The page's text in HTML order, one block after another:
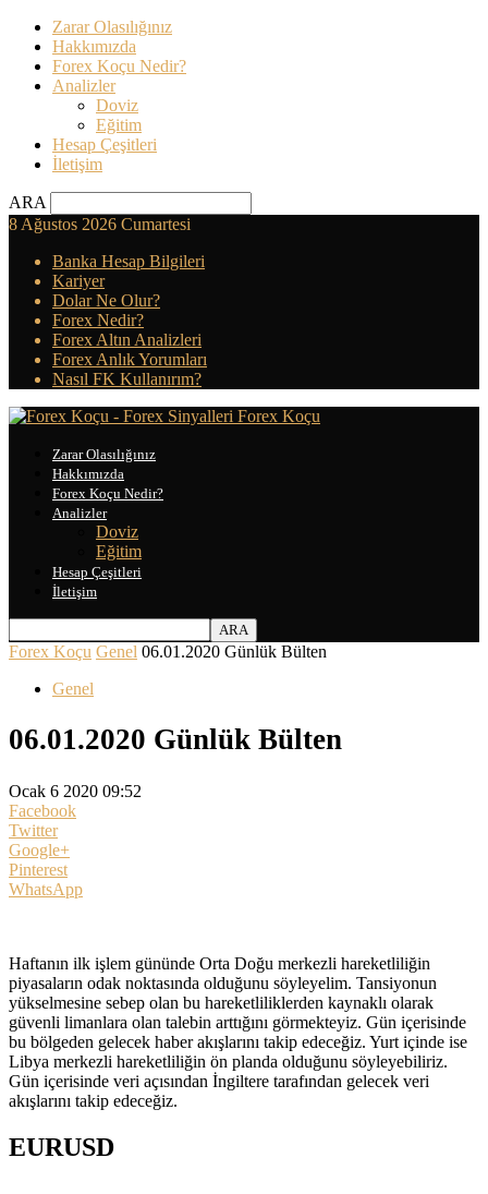
Zarar Olasılığınız
Hakkımızda
Forex Koçu Nedir?
Analizler
Doviz
Eğitim
Hesap Çeşitleri
İletişim
ARA
8 Ağustos 2026 Cumartesi
Banka Hesap Bilgileri
Kariyer
Dolar Ne Olur?
Forex Nedir?
Forex Altın Analizleri
Forex Anlık Yorumları
Nasıl FK Kullanırım?
Forex Koçu
Zarar Olasılığınız
Hakkımızda
Forex Koçu Nedir?
Analizler
Doviz
Eğitim
Hesap Çeşitleri
İletişim
Forex Koçu Genel 06.01.2020 Günlük Bülten
Genel
06.01.2020 Günlük Bülten
Ocak 6 2020 09:52
Facebook
Twitter
Google+
Pinterest
WhatsApp
Haftanın ilk işlem gününde Orta Doğu merkezli hareketliliğin
piyasaların odak noktasında olduğunu söyleyelim. Tansiyonun
yükselmesine sebep olan bu hareketliliklerden kaynaklı olarak
güvenli limanlara olan talebin arttığını görmekteyiz. Gün içerisinde
bu bölgeden gelecek haber akışlarını takip edeceğiz. Yurt içinde ise
Libya merkezli hareketliliğin ön planda olduğunu söyleyebiliriz.
Gün içerisinde veri açısından İngiltere tarafından gelecek veri
akışlarını takip edeceğiz.
EURUSD